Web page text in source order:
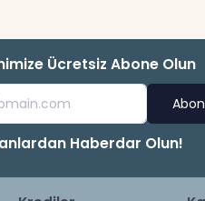
Ücretsiz Abone Olun
Haberdar Olun!